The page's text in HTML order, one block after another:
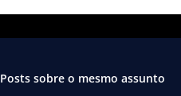
Posts sobre o mesmo assunto